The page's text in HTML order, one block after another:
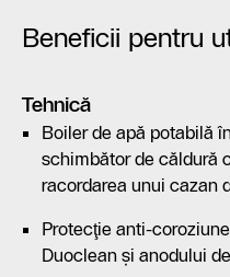
Beneficii pentru
Tehnică
Boiler de apă potabilă
schimbător de căldură
racordarea unui cazan
Protecţie anti-
Duoclean şi anodului